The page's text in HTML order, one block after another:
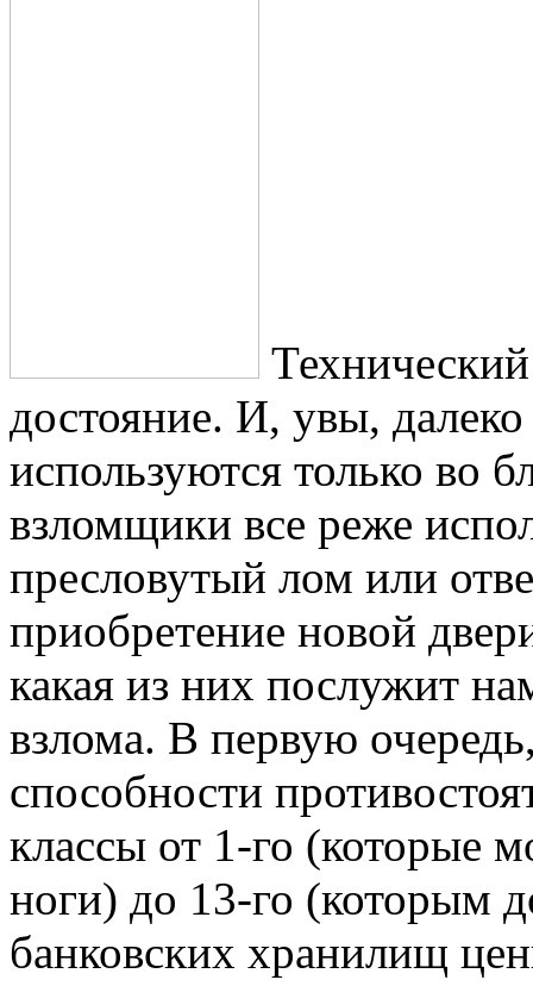
достояние. И, увы,
используются только во
взломщики все реже
пресловутый лом или
приобретение новой
какая из них послужит
взлома. В первую
способности
классы от 1-го (которые
ноги) до 13-го (которым
банковских хранилищ